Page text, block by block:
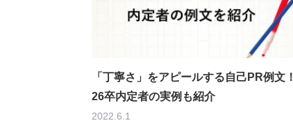
「丁寧さ」をアピールする自己PR例文！
26卒内定者の実例も紹介
2022.6.1